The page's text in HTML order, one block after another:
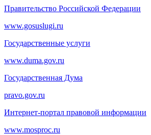
Правительство Российской Федерации
www.gosuslugi.ru
Государственные услуги
www.duma.gov.ru
Государственная Дума
pravo.gov.ru
Интернет-портал правовой информации
www.mosproc.ru